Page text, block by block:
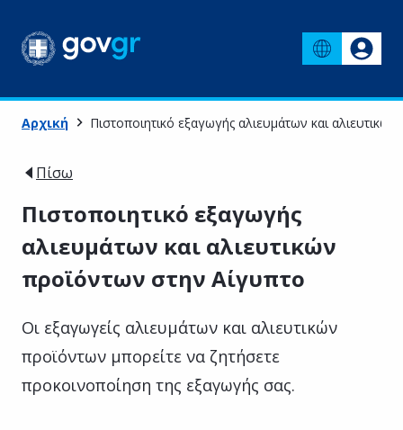
Αρχική Πιστοποιητικό εξαγωγής αλιευμάτων και
Πίσω
Πιστοποιητικό εξαγωγής
αλιευμάτων και αλιευτικών
προϊόντων στην Αίγυπτο
Οι εξαγωγείς αλιευμάτων και αλιευτικών
προϊόντων μπορείτε να ζητήσετε
προκοινοποίηση της εξαγωγής σας.